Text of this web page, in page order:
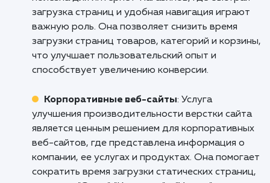
Не позволяйте медленной загрузке и
производительности вашего сайта
препятствием на пути успеха вашего
Интернете. Свяжитесь с нами уже
чтобы узнать больше о том, как наша
улучшению производительности верстки
может помочь вам достичь ваших бизнес-
Улучшите свой сайт уже
предоставьте своим клиентам тот
сервиса, который они заслуживают!